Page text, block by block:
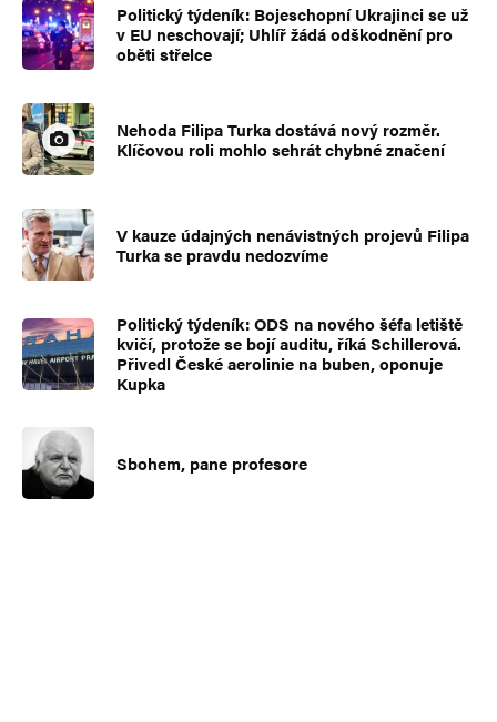
Politický týdeník: Bojeschopní Ukrajinci se už
v EU neschovají; Uhlíř žádá odškodnění pro
oběti střelce
Nehoda Filipa Turka dostává nový rozměr.
Klíčovou roli mohlo sehrát chybné značení
V kauze údajných nenávistných projevů Filipa
Turka se pravdu nedozvíme
Politický týdeník: ODS na nového šéfa letiště
kvičí, protože se bojí auditu, říká Schillerová.
Přivedl České aerolinie na buben, oponuje
Kupka
Sbohem, pane profesore